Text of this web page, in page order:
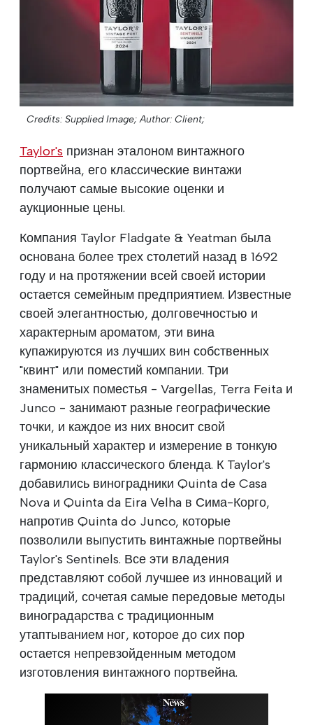
Credits: Supplied Image; Author: Client;
Taylor's признан эталоном винтажного
портвейна, его классические винтажи
получают самые высокие оценки и
аукционные цены.
Компания Taylor Fladgate & Yeatman была
основана более трех столетий назад в 1692
году и на протяжении всей своей истории
остается семейным предприятием. Известные
своей элегантностью, долговечностью и
характерным ароматом, эти вина
купажируются из лучших вин собственных
"квинт" или поместий компании. Три
знаменитых поместья - Vargellas, Terra Feita и
Junco - занимают разные географические
точки, и каждое из них вносит свой
уникальный характер и измерение в тонкую
гармонию классического бленда. К Taylor's
добавились виноградники Quinta de Casa
Nova и Quinta da Eira Velha в Сима-Корго,
напротив Quinta do Junco, которые
позволили выпустить винтажные портвейны
Taylor's Sentinels. Все эти владения
представляют собой лучшее из инноваций и
традиций, сочетая самые передовые методы
виноградарства с традиционным
утаптыванием ног, которое до сих пор
остается непревзойденным методом
изготовления винтажного портвейна.